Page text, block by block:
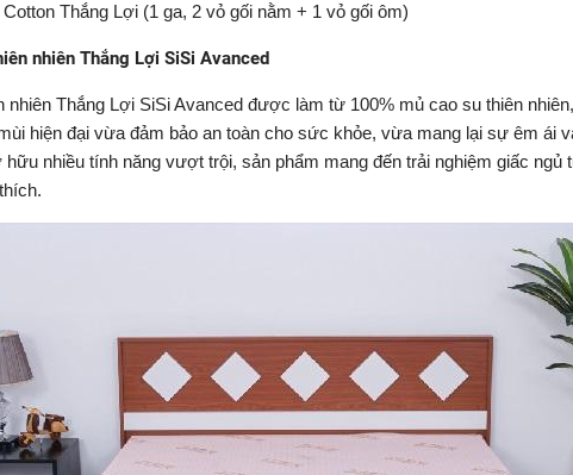
Thắng Lợi (1 ga, 2 vỏ gối nằm + 1 vỏ gối ôm)
nhiên Thắng Lợi SiSi Avanced
nhiên Thắng Lợi SiSi Avanced được làm từ 100% mủ cao su thiên
hiện đại vừa đảm bảo an toàn cho sức khỏe, vừa mang lại sự êm ái
nhiều tính năng vượt trội, sản phẩm mang đến trải nghiệm giấc ngủ